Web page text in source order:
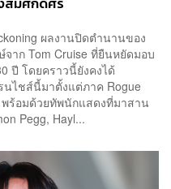
ผลงานปิดตำนานของ
าก Tom Cruise ที่ยืนหยัดมอบ
ปี โดยคราวนี้ยังคงได้
นไชส์นี้มาตั้งแต่ภาค Rogue
ร้อมด้วยทัพนักแสดงที่มาสาน
Pegg, Hayl...